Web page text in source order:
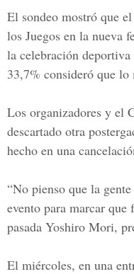
El sondeo mostró que
los Juegos en la nueva
la celebración
33,7% consideró que lo
Los organizadores y el
descartado otra
hecho en una
“No pienso que la
evento para marcar
pasada Yoshiro Mori,
El miércoles, en una